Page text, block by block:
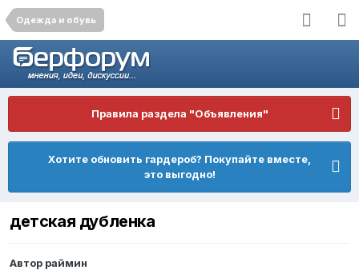
Одежда и обувь
Правила раздела "Объявления"
Хотите обновить гардероб? Покупайте вместе,
это выгодно!
детская дубленка
Автор раймин